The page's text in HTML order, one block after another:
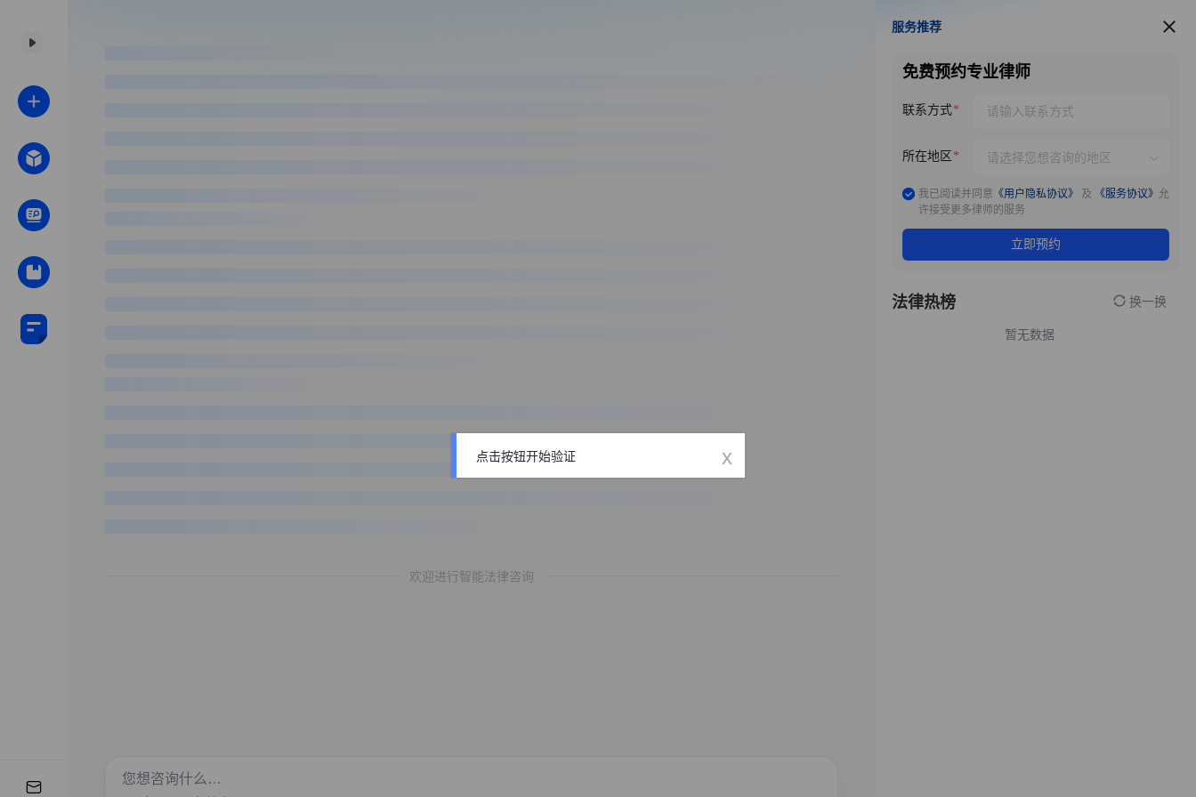
欢迎进行智能法律咨询
服务推荐
服务推荐
免费预约专业律师
联系方式
所在地区
我已阅读并同意 《用户隐私协议》 及 《服务协议》 允
许接受更多律师的服务
立即预约
法律热榜 换一换
暂无数据
点击按钮开始验证 x